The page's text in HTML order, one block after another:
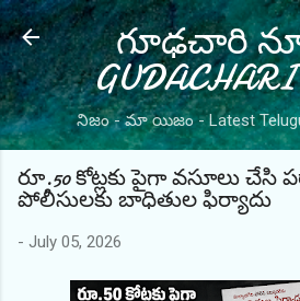
Skip to main
గూఢచారి
నిజం - మా యిజం - Latest Telugu
రూ.50 కోట్లకు పైగా వసూలు చేసి
పోలీసులకు బాధితుల ఫిర్యాదు
- July 05, 2026